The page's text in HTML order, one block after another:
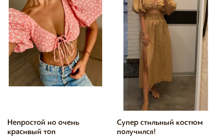
Непростой но очень
красивый топ
Супер стильный костюм
получился!